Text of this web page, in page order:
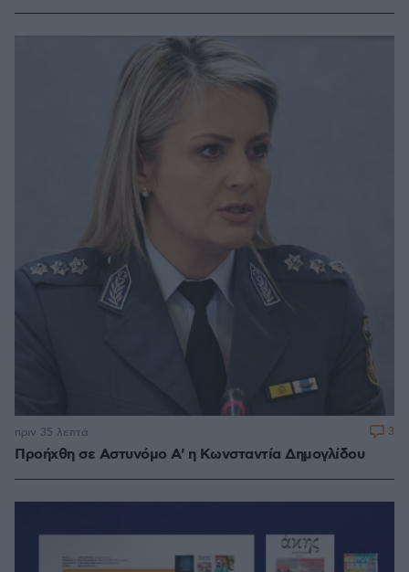
Προήχθη σε Αστυνόμο Α' η Κωνσταντία Δημογλίδου
πριν 35 λεπτά 3